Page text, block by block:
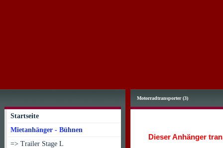
Startseite
Mietanhänger - Bühnen
=> Trailer Stage L
Motorradtransporter (3)
Dieser Anhänger